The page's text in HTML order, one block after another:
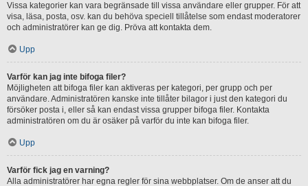
Vissa kategorier kan vara begränsade till vissa användare eller grupper. För att
visa, läsa, posta, osv. kan du behöva speciell tillåtelse som endast moderatorer
och administratörer kan ge dig. Pröva att kontakta dem.
Upp
Varför kan jag inte bifoga filer?
Möjligheten att bifoga filer kan aktiveras per kategori, per grupp och per
användare. Administratören kanske inte tillåter bilagor i just den kategori du
försöker posta i, eller så kan endast vissa grupper bifoga filer. Kontakta
administratören om du är osäker på varför du inte kan bifoga filer.
Upp
Varför fick jag en varning?
Alla administratörer har egna regler för sina webbplatser. Om de anser att du